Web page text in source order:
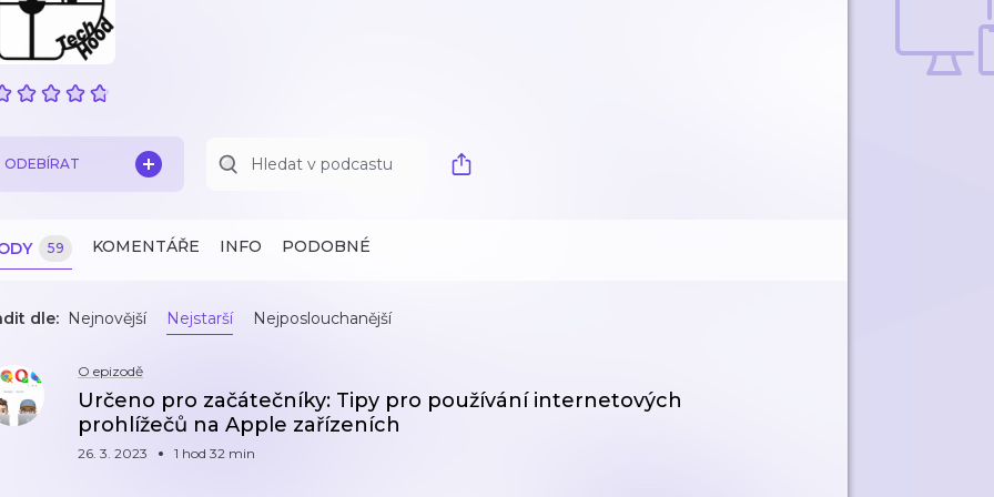
ODEBÍRAT
59 KOMENTÁŘE INFO PODOBNÉ
dle: Nejnovější Nejstarší Nejposlouchanější
O epizodě
Určeno pro začátečníky: Tipy pro používání internetových
prohlížečů na Apple zařízeních
26. 3. 2023 1 hod 32 min